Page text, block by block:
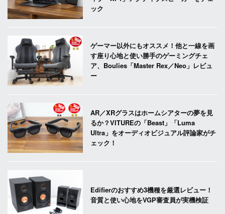
ック
ゲーマー以外にもオススメ！他と一線を画
す座り心地と使い勝手のゲーミングチェ
ア、Boulies「Master Rex／Neo」レビュ
ー
AR／XRグラスはホームシアターの夢を見
るか？VITUREの「Beast」「Luma
Ultra」をオーディオビジュアル評論家がチ
ェック！
Edifierのおすすめ3機種を厳選レビュー！
音質と使い心地をVGP審査員が実機検証